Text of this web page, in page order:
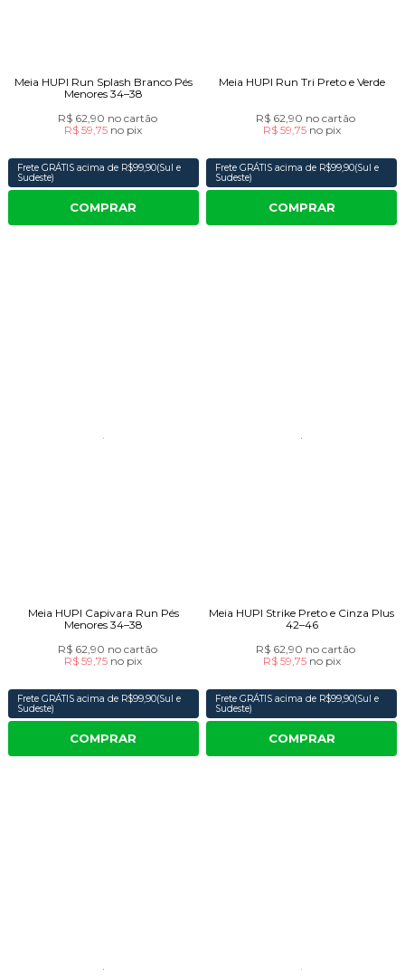
Meia HUPI Run Splash Branco Pés
Menores 34–38
R$ 62,90 no cartão
R$ 59,75 no pix
Frete GRÁTIS acima de R$99,90(Sul e
Sudeste)
COMPRAR
Meia HUPI Run Tri Preto e Verde
R$ 62,90 no cartão
R$ 59,75 no pix
Frete GRÁTIS acima de R$99,90(Sul e
Sudeste)
COMPRAR
Meia HUPI Capivara Run Pés
Menores 34–38
R$ 62,90 no cartão
R$ 59,75 no pix
Frete GRÁTIS acima de R$99,90(Sul e
Sudeste)
COMPRAR
Meia HUPI Strike Preto e Cinza Plus
42–46
R$ 62,90 no cartão
R$ 59,75 no pix
Frete GRÁTIS acima de R$99,90(Sul e
Sudeste)
COMPRAR